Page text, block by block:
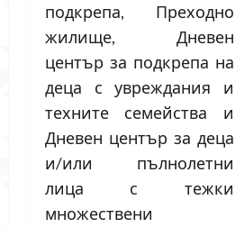
подкрепа, Преходно
жилище, Дневен
център за подкрепа на
деца с увреждания и
техните семейства и
Дневен център за деца
и/или пълнолетни
лица с тежки
множествени